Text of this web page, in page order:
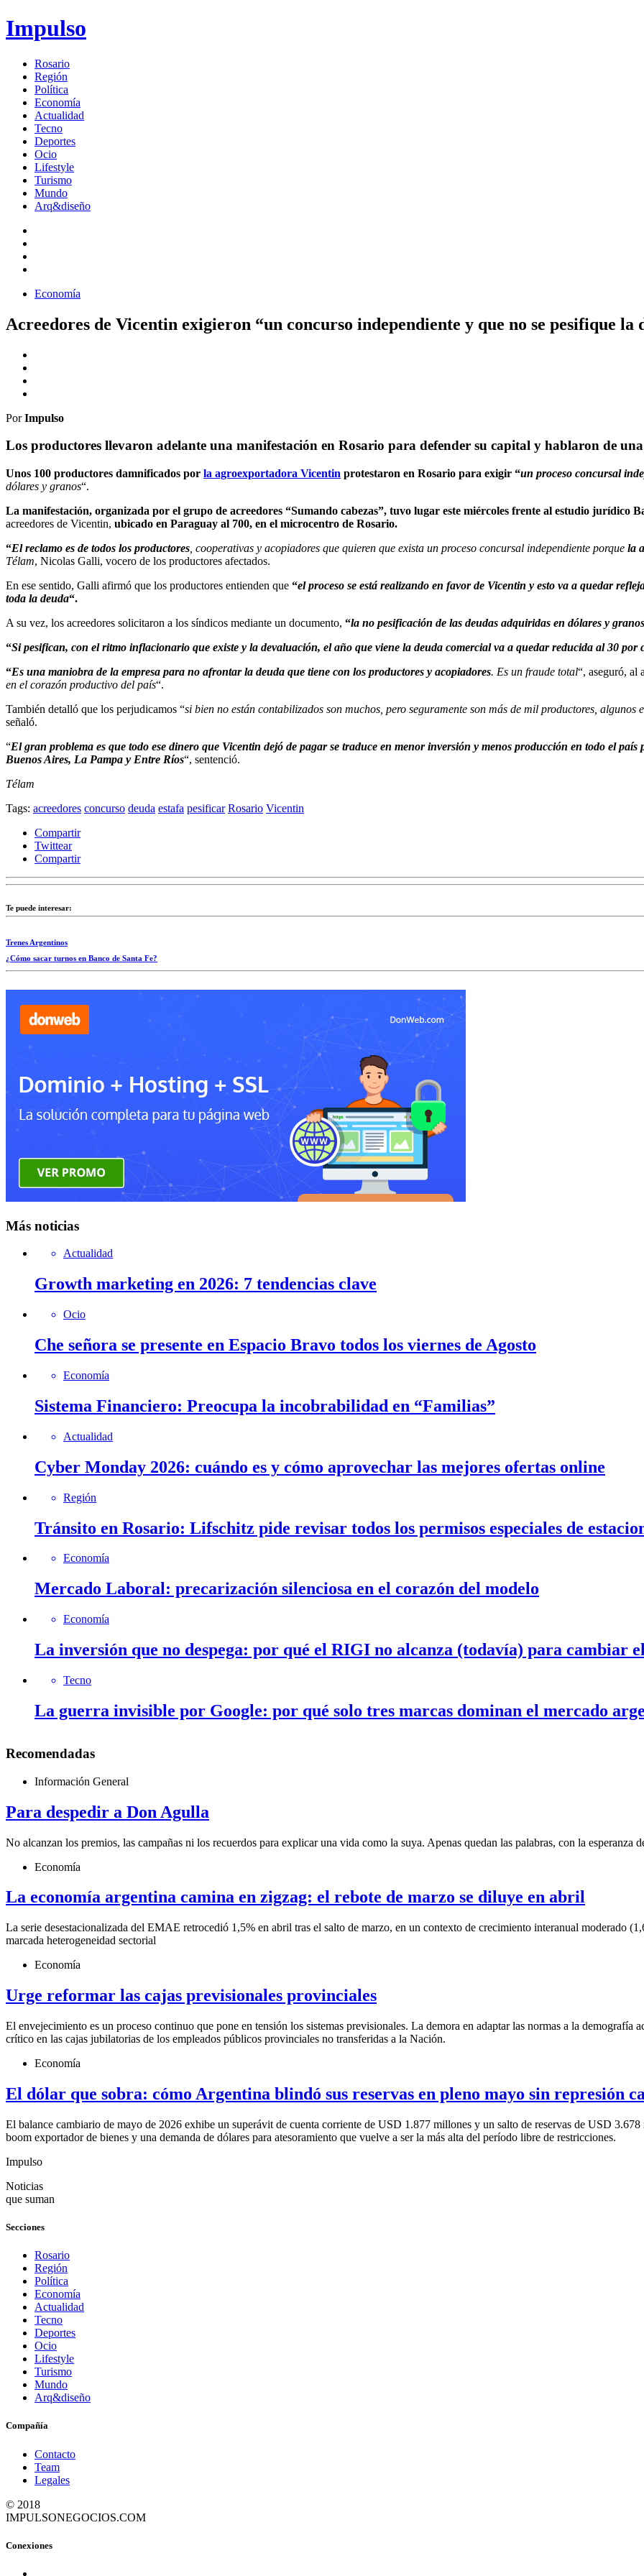
Impulso
Rosario
Región
Política
Economía
Actualidad
Tecno
Deportes
Ocio
Lifestyle
Turismo
Mundo
Arq&diseño
Economía
Acreedores de Vicentin exigieron “un concurso independiente y que no se pesifique la
PorImpulso
Los productores llevaron adelante una manifestación en Rosario para defender su capital y hablaron de
Unos 100 productores damnificados por la agroexportadora Vicentin protestaron en Rosario para exigir “un proceso concursal
dólares y granos“.
La manifestación, organizada por el grupo de acreedores “Sumando cabezas”, tuvo lugar este miércoles frente al estudio jurídico
acreedores de Vicentin, ubicado en Paraguay al 700, en el microcentro de Rosario.
“El reclamo es de todos los productores , cooperativas y acopiadores que quieren que exista un proceso concursal independiente porque la
Télam, Nicolas Galli, vocero de los productores afectados.
En ese sentido, Galli afirmó que los productores entienden que “el proceso se está realizando en favor de Vicentin y esto va a quedar
toda la deuda“.
A su vez, los acreedores solicitaron a los síndicos mediante un documento, “la no pesificación de las deudas adquiridas en dólares y granos
“Si pesifican, con el ritmo inflacionario que existe y la devaluación, el año que viene la deuda comercial va a quedar reducida al 30 por
“Es una maniobra de la empresa para no afrontar la deuda que tiene con los productores y acopiadores. Es un fraude total“, aseguró, al
en el corazón productivo del país“.
También detalló que los perjudicamos “si bien no están contabilizados son muchos, pero seguramente son más de mil productores, algunos
señaló.
“El gran problema es que todo ese dinero que Vicentin dejó de pagar se traduce en menor inversión y menos producción en todo el
Buenos Aires, La Pampa y Entre Ríos“, sentenció.
Télam
Tags: acreedores concurso deuda estafa pesificar Rosario Vicentin
Compartir
Twittear
Compartir
Te puede interesar:
Trenes Argentinos
¿Cómo sacar turnos en Banco de Santa Fe?
Más noticias
Actualidad
Growth marketing en 2026: 7 tendencias clave
Ocio
Che señora se presente en Espacio Bravo todos los viernes de Agosto
Economía
Sistema Financiero: Preocupa la incobrabilidad en “Familias”
Actualidad
Cyber Monday 2026: cuándo es y cómo aprovechar las mejores ofertas online
Región
Tránsito en Rosario: Lifschitz pide revisar todos los permisos especiales de
Economía
Mercado Laboral: precarización silenciosa en el corazón del modelo
Economía
La inversión que no despega: por qué el RIGI no alcanza (todavía) para cambiar
Tecno
La guerra invisible por Google: por qué solo tres marcas dominan el mercado
Recomendadas
Información General
Para despedir a Don Agulla
No alcanzan los premios, las campañas ni los recuerdos para explicar una vida como la suya. Apenas quedan las palabras, con la esperanza
Economía
La economía argentina camina en zigzag: el rebote de marzo se diluye en abril
La serie desestacionalizada del EMAE retrocedió 1,5% en abril tras el salto de marzo, en un contexto de crecimiento interanual moderado
marcada heterogeneidad sectorial
Economía
Urge reformar las cajas previsionales provinciales
El envejecimiento es un proceso continuo que pone en tensión los sistemas previsionales. La demora en adaptar las normas a la demografía
crítico en las cajas jubilatorias de los empleados públicos provinciales no transferidas a la Nación.
Economía
El dólar que sobra: cómo Argentina blindó sus reservas en pleno mayo sin represión
El balance cambiario de mayo de 2026 exhibe un superávit de cuenta corriente de USD 1.877 millones y un salto de reservas de USD
boom exportador de bienes y una demanda de dólares para atesoramiento que vuelve a ser la más alta del período libre de restricciones.
Impulso
Noticias
que suman
Secciones
Rosario
Región
Política
Economía
Actualidad
Tecno
Deportes
Ocio
Lifestyle
Turismo
Mundo
Arq&diseño
Compañía
Contacto
Team
Legales
© 2018
IMPULSONEGOCIOS.COM
Conexiones